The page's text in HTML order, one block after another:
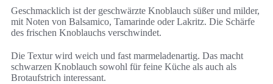
Geschmacklich ist der geschwärzte Knoblauch süßer und milder,
mit Noten von Balsamico, Tamarinde oder Lakritz. Die Schärfe
des frischen Knoblauchs verschwindet.
Die Textur wird weich und fast marmeladenartig. Das macht
schwarzen Knoblauch sowohl für feine Küche als auch als
Brotaufstrich interessant.